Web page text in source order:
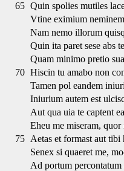
65 Quin spolies mutiles
Vtine eximium
Nam nemo illorum
Quin ita paret sese abs
Quam minimo pretio
70 Hiscin tu amabo non
Tamen pol eandem
Iniurium autem est
Aut qua uia te captent
Eheu me miseram,
75
Aetas et formast aut tibi
Senex si quaeret me,
Ad portum